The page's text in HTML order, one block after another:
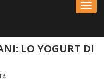
LO YOGURT DI